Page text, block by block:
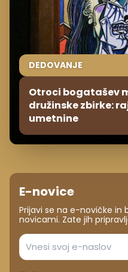
DEDOVANJE
Otroci bogatašev
družinske zbirke:
umetnine
E-novice
Prijavi se na e-novičke
novicami. Zate jih